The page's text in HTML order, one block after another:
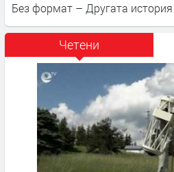
Без формат – Другата
Четени